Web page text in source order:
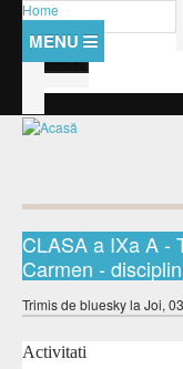
Mergi la conţinutul principal
Formular de căutare
Căutare
Home
Amintiri cu si despre
Personal
Personal
Orar
Documente
Contact
Management
Management
Documente
Hotarari consiliu
Curriculum
Catedre
Examene
Elevi
Clase
Proiecte
CLASA a IXa A -
Carmen -
Trimis de blueskyla Joi,
Activitati